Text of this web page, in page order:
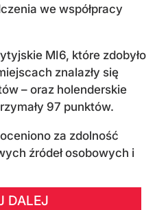
we współpracy
MI6, które zdobyło
znalazły się
– oraz holenderskie
97 punktów.
za zdolność
źródeł osobowych i
DALEJ